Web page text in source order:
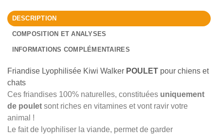
DESCRIPTION
COMPOSITION ET ANALYSES
INFORMATIONS COMPLÉMENTAIRES
Friandise Lyophilisée Kiwi Walker POULET pour chiens et
chats
Ces friandises 100% naturelles, constituées uniquement
de poulet sont riches en vitamines et vont ravir votre
animal !
Le fait de lyophiliser la viande, permet de garder